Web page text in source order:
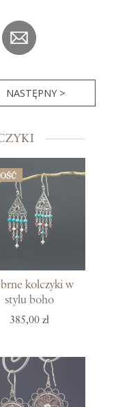
NASTĘPNY >
kolczyki w
stylu boho
385,00 zł